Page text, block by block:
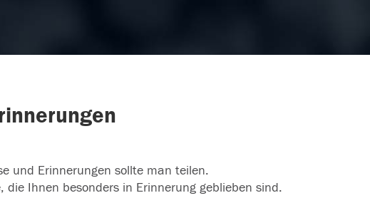
und Erinnerungen sollte man teilen.
die Ihnen besonders in Erinnerung geblieben sind.